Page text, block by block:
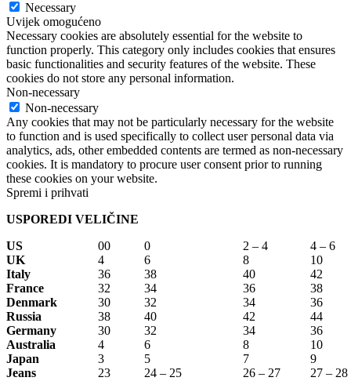
Necessary
Uvijek omogućeno
Necessary cookies are absolutely essential for the website to
function properly. This category only includes cookies that ensures
basic functionalities and security features of the website. These
cookies do not store any personal information.
Non-necessary
Non-necessary
Any cookies that may not be particularly necessary for the website
to function and is used specifically to collect user personal data via
analytics, ads, other embedded contents are termed as non-necessary
cookies. It is mandatory to procure user consent prior to running
these cookies on your website.
Spremi i prihvati
USPOREDI VELIČINE
US
00 0 2 – 4
4 – 6
UK
4 6 8
10
Italy
36 38 40
42
France
32 34 36
38
Denmark
30 32 34
36
Russia
38 40 42
44
Germany
30 32 34
36
Australia
4 6 8
10
Japan
3 5 7
9
Jeans
23 24 – 25 26 – 27 27 – 28